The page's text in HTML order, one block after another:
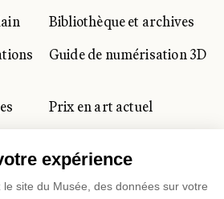
Bibliothèque et archives
Guide de numérisation 3D
Prix en art actuel
CORPORATIVE